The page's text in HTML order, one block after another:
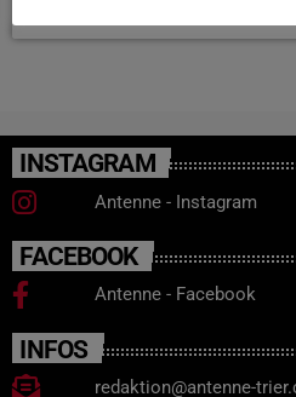
INSTAGRAM
Antenne - Instagram
FACEBOOK
Antenne - Facebook
INFOS
redaktion@antenne-